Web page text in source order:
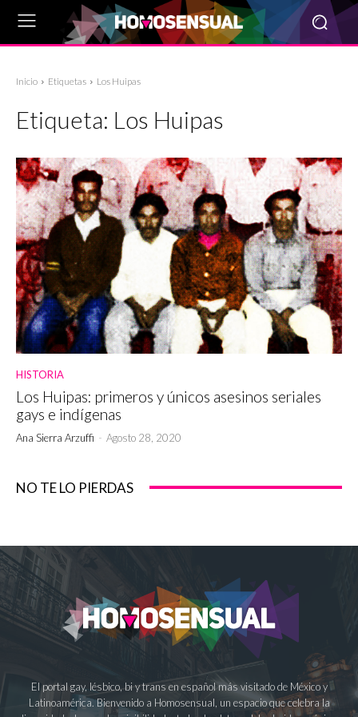
Inicio Etiquetas Los Huipas
Etiqueta: Los Huipas
HISTORIA
Los Huipas: primeros y únicos asesinos seriales
gays e indígenas
Ana Sierra Arzuffi - Agosto 28, 2020
NO TE LO PIERDAS
El portal gay, lésbico, bi y trans en español más visitado de México y
Latinoamérica. Bienvenido a Homosensual, un espacio que celebra la